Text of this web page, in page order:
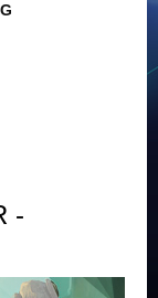
-